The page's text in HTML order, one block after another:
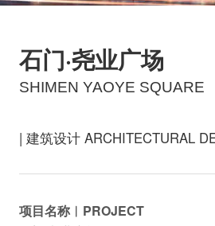
石门·尧业广场
SHIMEN YAOYE SQUARE
| 建筑设计 ARCHITECTURAL
项目名称︱PROJECT